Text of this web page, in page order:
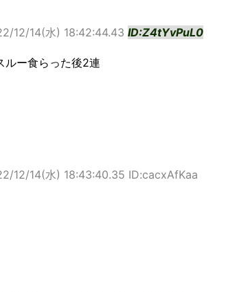
12/14(水) 18:42:44.43 ID:Z4tYvPuL0
ルー食らった後2連
12/14(水) 18:43:40.35 ID:cacxAfKaa